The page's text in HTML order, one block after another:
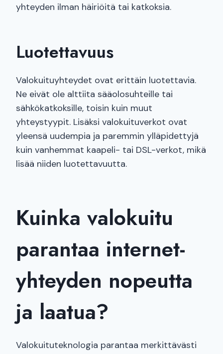
yhteyden ilman häiriöitä tai katkoksia.
Luotettavuus
Valokuituyhteydet ovat erittäin luotettavia.
Ne eivät ole alttiita sääolosuhteille tai
sähkökatkoksille, toisin kuin muut
yhteystyypit. Lisäksi valokuituverkot ovat
yleensä uudempia ja paremmin ylläpidettyjä
kuin vanhemmat kaapeli- tai DSL-verkot, mikä
lisää niiden luotettavuutta.
Kuinka valokuitu
parantaa internet-
yhteyden nopeutta
ja laatua?
Valokuituteknologia parantaa merkittävästi